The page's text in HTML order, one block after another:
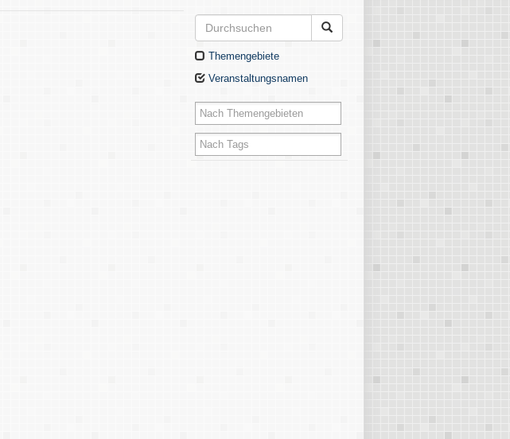
Themengebiete
Veranstaltungsnamen